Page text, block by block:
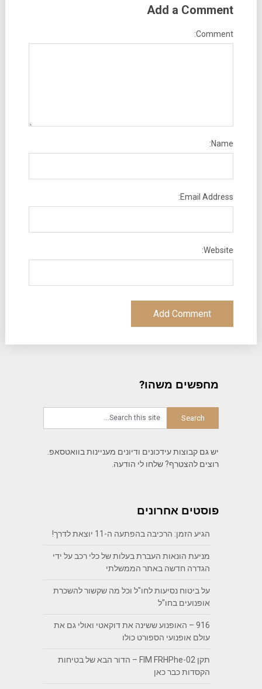
Add a Comment
Comment:
Name:
Email Address:
Website:
מחפשים משהו?
יש גם קבוצות עידכונים ודיונים מעניינות בוואטסאפ.
רוצים להצטרף? שלחו לי הודעה.
פוסטים אחרונים
הגיע הזמן: הרכיבה בהפתעה ה-11 יוצאת לדרך!
מניעת הונאות העברת בעלות של כלי רכב על ידי
הגדרה חדשה באתר הממשלתי
על ביטוח נסיעות לחו"ל וכל מה שקשור להשכרת
אופנועים בחו"ל
916 – האופנוע ששינה את דוקאטי ואולי גם את
עולם אופנועי הספורט כולו
תקן FIM FRHPhe-02 – הדור הבא של בטיחות
הקסדות כבר כאן